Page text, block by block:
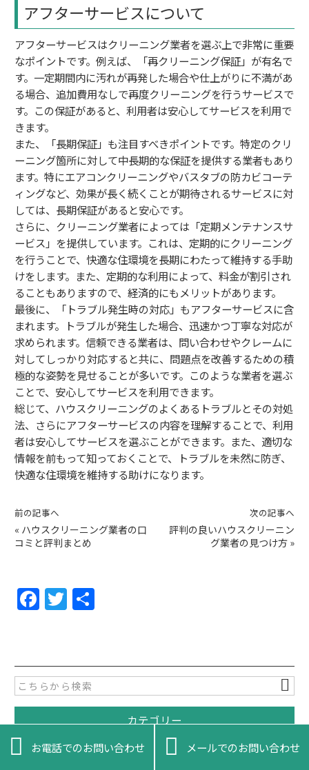
アフターサービスについて
アフターサービスはクリーニング業者を選ぶ上で非常に重要
なポイントです。例えば、「再クリーニング保証」が有名で
す。一定期間内に汚れが再発した場合や仕上がりに不満があ
る場合、追加費用なしで再度クリーニングを行うサービスで
す。この保証があると、利用者は安心してサービスを利用で
きます。
また、「長期保証」も注目すべきポイントです。特定のクリ
ーニング箇所に対して中長期的な保証を提供する業者もあり
ます。特にエアコンクリーニングやバスタブの防カビコーテ
ィングなど、効果が長く続くことが期待されるサービスに対
しては、長期保証があると安心です。
さらに、クリーニング業者によっては「定期メンテナンスサ
ービス」を提供しています。これは、定期的にクリーニング
を行うことで、快適な住環境を長期にわたって維持する手助
けをします。また、定期的な利用によって、料金が割引され
ることもありますので、経済的にもメリットがあります。
最後に、「トラブル発生時の対応」もアフターサービスに含
まれます。トラブルが発生した場合、迅速かつ丁寧な対応が
求められます。信頼できる業者は、問い合わせやクレームに
対してしっかり対応すると共に、問題点を改善するための積
極的な姿勢を見せることが多いです。このような業者を選ぶ
ことで、安心してサービスを利用できます。
総じて、ハウスクリーニングのよくあるトラブルとその対処
法、さらにアフターサービスの内容を理解することで、利用
者は安心してサービスを選ぶことができます。また、適切な
情報を前もって知っておくことで、トラブルを未然に防ぎ、
快適な住環境を維持する助けになります。
前の記事へ
« ハウスクリーニング業者の口
コミと評判まとめ
次の記事へ
評判の良いハウスクリーニン
グ業者の見つけ方 »
F
a
e
b
o
o
k
T
w
er
カテゴリー
コラム
 お電話でのお問い合わせ  メールでのお問い合わせ